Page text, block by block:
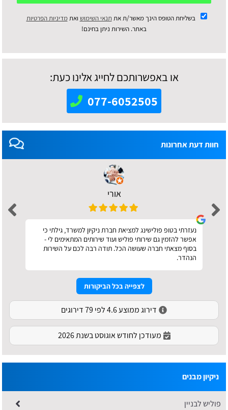
בשליחת הטופס הינך מאשר/ת את תנאי השימוש ואתמדיניות הפרטיות
באתר. השירות ניתן בחינם!
או באפשרותכם לחייג אלינו כעת:
077-6052505
חוות דעת אחרונות
אורי
נעזרתי בטופ פולישינג למציאת חברת ניקיון למשרד, גילתי כי
אפשר להזמין גם שירותי פוליש ועוד שירותים המתאימים לי -
בסוף מצאתי חברה שעושה הכל. תודה רבה לכם על השירות
הנהדר.
לצפייה בכל הביקורות
דירוג ממוצע 4.6 לפי 79 דירוגים
מעודכן לחודש אוגוסט בשנת 2026
ניקיון מבנים
פוליש לבניין